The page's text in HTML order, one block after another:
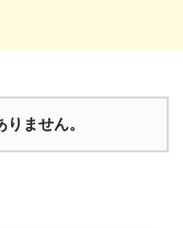
ません。